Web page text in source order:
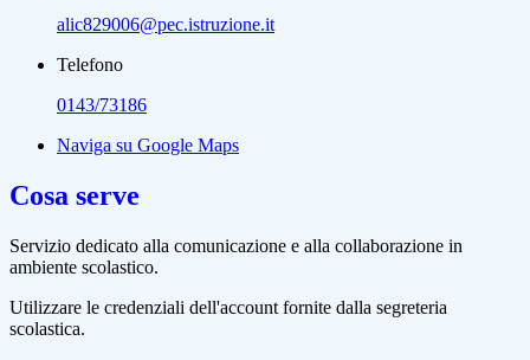
alic829006@pec.istruzione.it
Telefono
0143/73186
Naviga su Google Maps
Cosa serve
Servizio dedicato alla comunicazione e alla collaborazione in
ambiente scolastico.
Utilizzare le credenziali dell'account fornite dalla segreteria
scolastica.